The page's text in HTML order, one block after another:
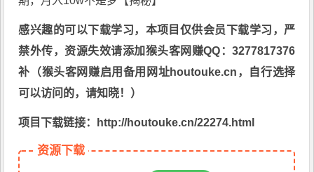
感兴趣的可以下载学习，本项目仅供会员下载学习，严
禁外传，资源失效请添加猴头客网赚QQ：3277817376
补（猴头客网赚启用备用网址houtouke.cn，自行选择
可以访问的，请知晓！）
项目下载链接：http://houtouke.cn/22274.html
资源下载